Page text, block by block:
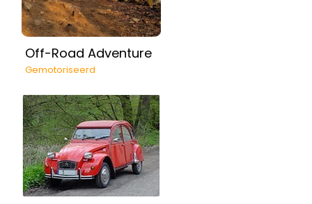
Off-Road Adventure
Gemotoriseerd